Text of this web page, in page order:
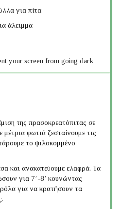
για πίτα
άλειμμα
your screen from going dark
της πρασοκρεατόπιτας σε
φωτιά ζεσταίνουμε τις
το ψιλοκομμένο
και ανακατεύουμε ελαφρά. Τα
για 7’-8’ κουνώντας
για να κρατήσουν τα